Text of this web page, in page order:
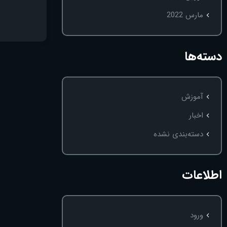
مارس 2022
دسته‌ها
آموزش
اخبار
دسته‌بندی نشده
اطلاعات
ورود